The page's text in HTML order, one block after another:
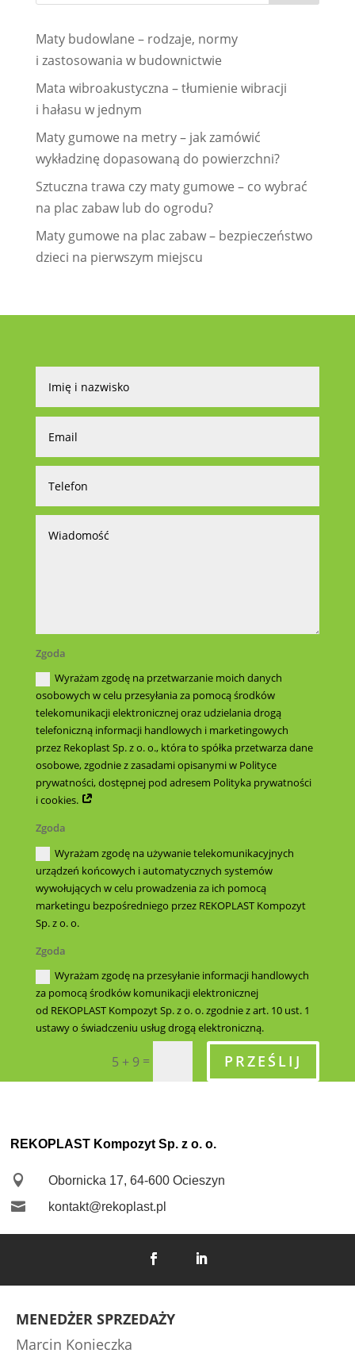
Maty budowlane – rodzaje, normy
i zastosowania w budownictwie
Mata wibroakustyczna – tłumienie wibracji
i hałasu w jednym
Maty gumowe na metry – jak zamówić
wykładzinę dopasowaną do powierzchni?
Sztuczna trawa czy maty gumowe – co wybrać
na plac zabaw lub do ogrodu?
Maty gumowe na plac zabaw – bezpieczeństwo
dzieci na pierwszym miejscu
Zgoda
Wyrażam zgodę na przetwarzanie moich danych
osobowych w celu przesyłania za pomocą środków
telekomunikacji elektronicznej oraz udzielania drogą
telefoniczną informacji handlowych i marketingowych
przez Rekoplast Sp. z o. o., która to spółka przetwarza dane
osobowe, zgodnie z zasadami opisanymi w Polityce
prywatności, dostępnej pod adresem Polityka prywatności
i cookies.
Zgoda
Wyrażam zgodę na używanie telekomunikacyjnych
urządzeń końcowych i automatycznych systemów
wywołujących w celu prowadzenia za ich pomocą
marketingu bezpośredniego przez REKOPLAST Kompozyt
Sp. z o. o.
Zgoda
Wyrażam zgodę na przesyłanie informacji handlowych
za pomocą środków komunikacji elektronicznej
od REKOPLAST Kompozyt Sp. z o. o. zgodnie z art. 10 ust. 1
ustawy o świadczeniu usług drogą elektroniczną.
5 + 9 = PRZEŚLIJ
REKOPLAST Kompozyt Sp. z o. o.
 Obornicka 17, 64-600 Ocieszyn
 kontakt@rekoplast.pl
MENEDŻER SPRZEDAŻY
Marcin Konieczka